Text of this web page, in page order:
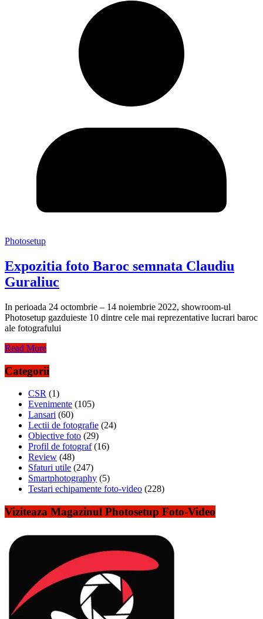
Photosetup
Expozitia foto Baroc semnata Claudiu
Guraliuc
In perioada 24 octombrie – 14 noiembrie 2022, showroom-ul
Photosetup gazduieste 10 dintre cele mai reprezentative lucrari baroc
ale fotografului
Read More
Categorii
CSR (1)
Evenimente (105)
Lansari (60)
Lectii de fotografie (24)
Obiective foto (29)
Profil de fotograf(16)
Review (48)
Sfaturi utile (247)
Smartphotography (5)
Testari echipamente foto-video (228)
Viziteaza Magazinul Photosetup Foto-Video